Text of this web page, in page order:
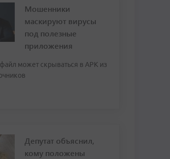
Мошенники
маскируют вирусы
под полезные
приложения
может скрываться в APK из
Депутат объяснил,
кому положены